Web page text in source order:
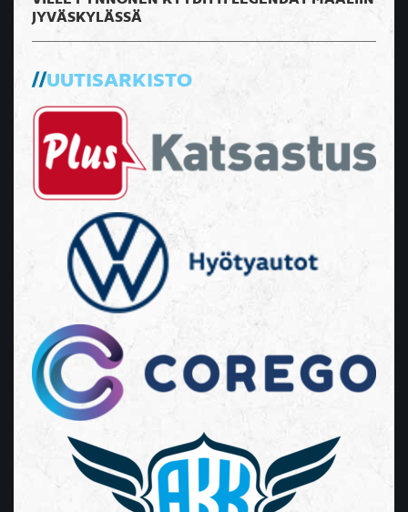
JYVÄSKYLÄSSÄ
UUTISARKISTO